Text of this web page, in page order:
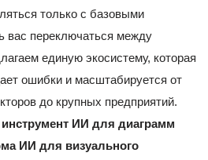
только с базовыми
вас переключаться между
единую экосистему, которая
ошибки и масштабируется от
до крупных предприятий.
ИИ для диаграмм
ИИ для визуального